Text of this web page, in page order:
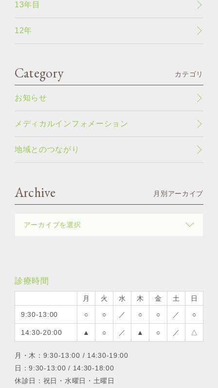
13年目
12年
Category カテゴリ
お知らせ
メディカルインフォメーション
地域とのつながり
Archive 月別アーカイブ
診療時間
月 火 水 木 金 土 日
9:30-13:00 ○ ○ ／ ○ ○ ／ ○
14:30-20:00 ▲ ○ ／ ▲ ○ ／ △
月・木：9:30-13:00 / 14:30-19:00
日：9:30-13:00 / 14:30-18:00
休診日：祝日・水曜日・土曜日